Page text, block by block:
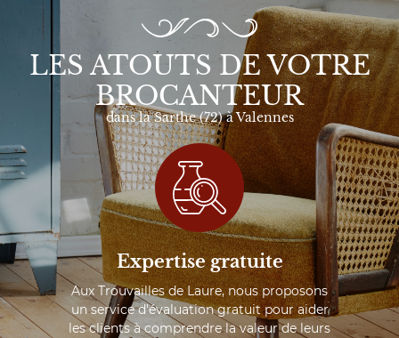
LES ATOUTS DE VOTRE
BROCANTEUR
dans la Sarthe (72) à Valennes
Expertise gratuite
Aux Trouvailles de Laure, nous proposons
un service d'évaluation gratuit pour aider
les clients à comprendre la valeur de leurs